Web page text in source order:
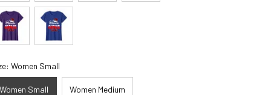
Women Small
Women Small Women Medium